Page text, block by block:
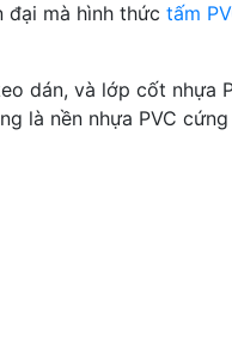
đại mà hình thức tấm
dán, và lớp cốt nhựa
là nền nhựa PVC cứng